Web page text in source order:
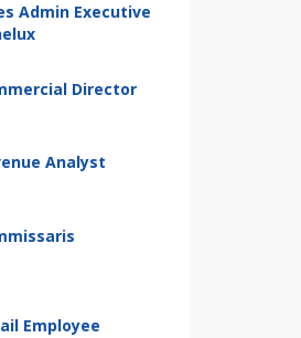
Admin Executive
Director
Analyst
Employee